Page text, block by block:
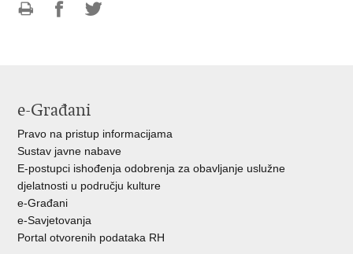
e-Građani
Pravo na pristup informacijama
Sustav javne nabave
E-postupci ishođenja odobrenja za obavljanje uslužne
djelatnosti u području kulture
e-Građani
e-Savjetovanja
Portal otvorenih podataka RH